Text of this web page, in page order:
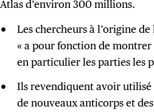
Atlas d’environ 300 millions.
Les chercheurs à l’origine
« a pour fonction de
en particulier les parties les
Ils revendiquent avoir utilisé
de nouveaux anticorps et